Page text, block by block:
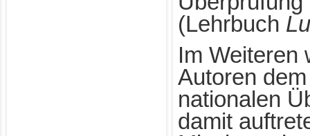
(Lehrbuch
Im Weiteren
Autoren
nationalen
damit